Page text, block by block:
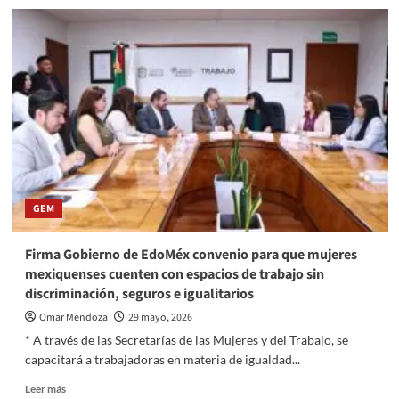
Ébola
obliga
traslados
EE.UU.
GEM
Firma Gobierno de EdoMéx convenio para que mujeres
mexiquenses cuenten con espacios de trabajo sin
discriminación, seguros e igualitarios
Omar Mendoza
29 mayo, 2026
* A través de las Secretarías de las Mujeres y del Trabajo, se
capacitará a trabajadoras en materia de igualdad...
Leer másRead